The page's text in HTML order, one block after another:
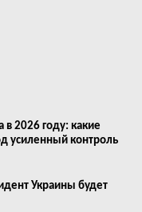
2026 году: какие
усиленный контроль
Украины будет